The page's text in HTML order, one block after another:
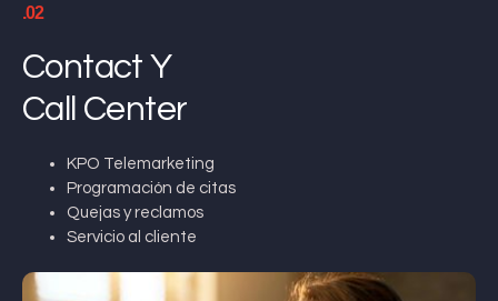
.02
Contact Y
Call Center
KPO Telemarketing
Programación de citas
Quejas y reclamos
Servicio al cliente